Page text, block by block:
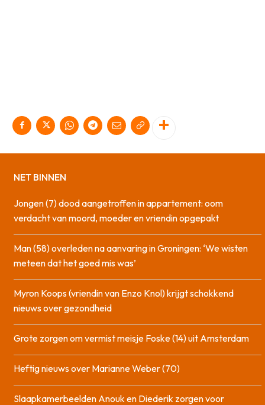
NET BINNEN
Jongen (7) dood aangetroffen in appartement: oom
verdacht van moord, moeder en vriendin opgepakt
Man (58) overleden na aanvaring in Groningen: ‘We wisten
meteen dat het goed mis was’
Myron Koops (vriendin van Enzo Knol) krijgt schokkend
nieuws over gezondheid
Grote zorgen om vermist meisje Foske (14) uit Amsterdam
Heftig nieuws over Marianne Weber (70)
Slaapkamerbeelden Anouk en Diederik zorgen voor